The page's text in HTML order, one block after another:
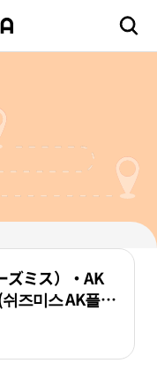
ズミス）・AK
즈미스 AK플라